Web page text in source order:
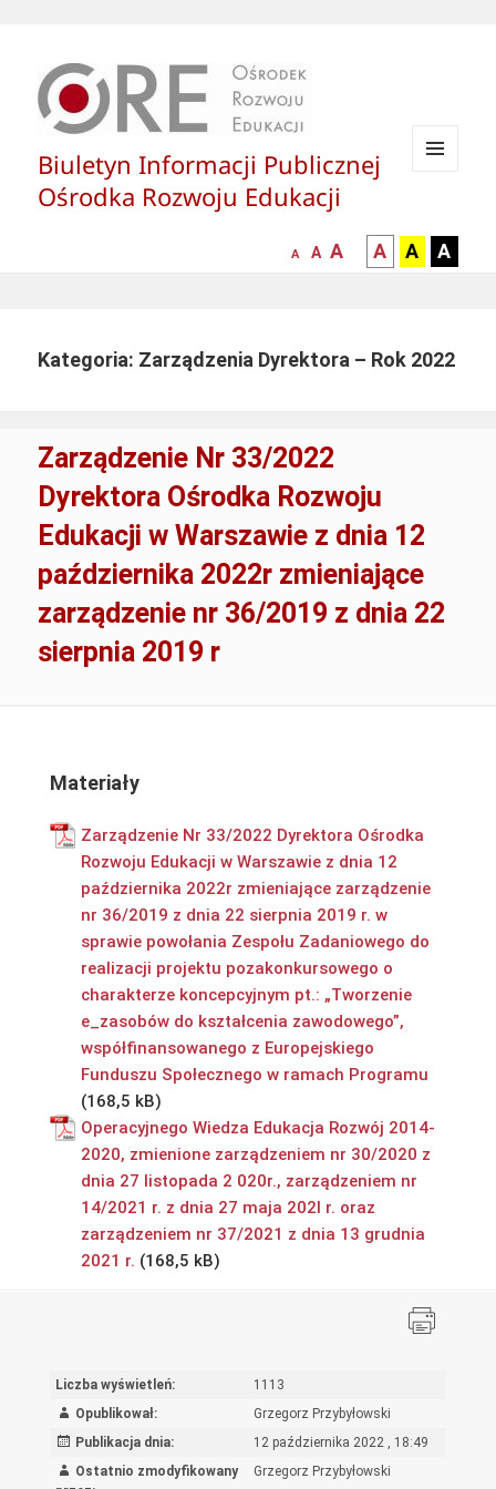
Biuletyn Informacji Publicznej
Ośrodka Rozwoju Edukacji
mniejsza
A
normalna
A
większa-
czcionka
A
kontrast
czarny
tle
A
kontrast
czarny
tle
A
żółty
tle
A
Kategoria: Zarządzenia Dyrektora – Rok 2022
Zarządzenie Nr 33/2022
Dyrektora Ośrodka Rozwoju
Edukacji w Warszawie z dnia 12
października 2022r zmieniające
zarządzenie nr 36/2019 z dnia 22
sierpnia 2019 r
Materiały
Zarządzenie Nr 33/2022 Dyrektora Ośrodka
Rozwoju Edukacji w Warszawie z dnia 12
października 2022r zmieniające zarządzenie
nr 36/2019 z dnia 22 sierpnia 2019 r. w
sprawie powołania Zespołu Zadaniowego do
realizacji projektu pozakonkursowego o
charakterze koncepcyjnym pt.: „Tworzenie
e_zasobów do kształcenia zawodowego”,
współfinansowanego z Europejskiego
Funduszu Społecznego w ramach Programu
Operacyjnego Wiedza Edukacja Rozwój 2014-
2020, zmienione zarządzeniem nr 30/2020 z
dnia 27 listopada 2 020r., zarządzeniem nr
14/2021 r. z dnia 27 maja 202l r. oraz
zarządzeniem nr 37/2021 z dnia 13 grudnia
2021 r.
Liczba wyświetleń:
1113
Opublikował:
Grzegorz Przybyłowski
Publikacja dnia:
12 października 2022 , 18:49
Ostatnio zmodyfikowany
Grzegorz Przybyłowski